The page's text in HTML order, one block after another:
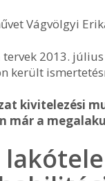
Vágvölgyi
2013.
került
kivitelezési
már a